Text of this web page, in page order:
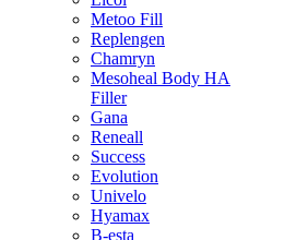
Metoo Fill
Replengen
Chamryn
Mesoheal Body HA
Filler
Gana
Reneall
Success
Evolution
Univelo
Hyamax
B-esta